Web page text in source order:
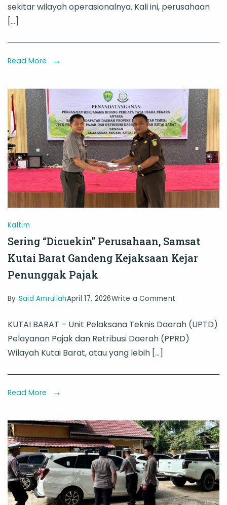
Barat,
TCM
Ayam
dan
Pertanian
Terpadu
sekitar wilayah operasionalnya. Kali ini, perusahaan
[…]
Read More
Kaltim
Sering “Dicuekin” Perusahaan, Samsat
Kutai Barat Gandeng Kejaksaan Kejar
Penunggak Pajak
By Said AmrullahApril 17, 2026Write a Comment
“Dicuekin”
Perusahaan,
Kutai
Kejaksaan
Kejar
Penunggak
Pajak
KUTAI BARAT – Unit Pelaksana Teknis Daerah (UPTD)
Pelayanan Pajak dan Retribusi Daerah (PPRD)
Wilayah Kutai Barat, atau yang lebih […]
Read More